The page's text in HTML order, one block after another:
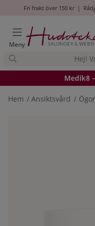
Fri frakt över 150 kr|
Meny
Medik8
Hem Ansiktsvård